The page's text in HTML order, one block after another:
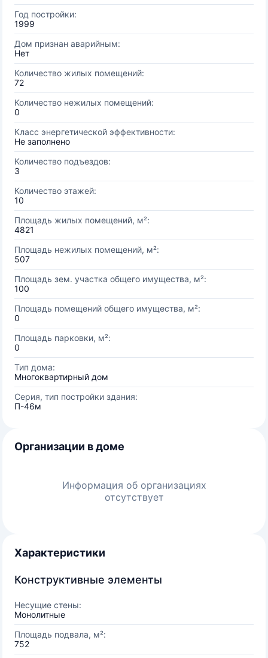
Год постройки:
1999
Дом признан аварийным:
Нет
Количество жилых помещений:
72
Количество нежилых помещений:
0
Класс энергетической эффективности:
Не заполнено
Количество подъездов:
3
Количество этажей:
10
Площадь жилых помещений, м²:
4821
Площадь нежилых помещений, м²:
507
Площадь зем. участка общего имущества, м²:
100
Площадь помещений общего имущества, м²:
0
Площадь парковки, м²:
0
Тип дома:
Многоквартирный дом
Серия, тип постройки здания:
П-46м
Организации в доме
Информация об организациях
отсутствует
Характеристики
Конструктивные элементы
Несущие стены:
Монолитные
Площадь подвала, м²:
752